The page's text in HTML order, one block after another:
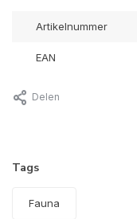
Artikelnummer
EAN
Delen
Tags
Fauna